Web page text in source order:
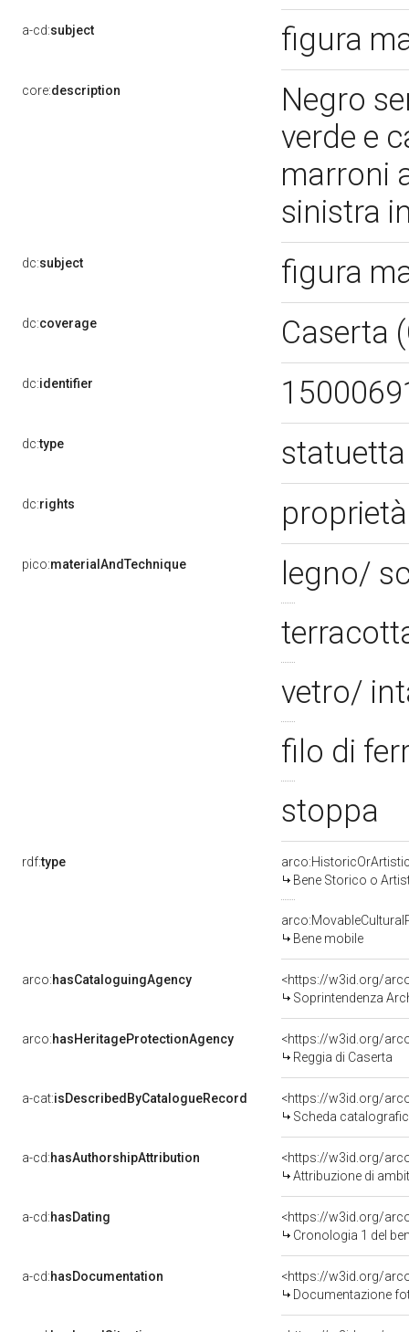
a-cd:subject figura
core:description
Negro
verde e
marroni
sinistra
dc:subject figura
dc:coverage Caserta
dc:identifier
dc:type
dc:rights
pico:materialAndTechnique
legno/
vetro/
filo di
stoppa
rdf:type
Bene Storico o
Bene mobile
arco:hasCataloguingAgency
<https://w3id.org/
Soprintendenza
arco:hasHeritageProtectionAgency
<https://w3id.org/
Reggia di Caserta
a-cat:isDescribedByCatalogueRecord
<https://w3id.org/
Scheda
a-cd:hasAuthorshipAttribution
<https://w3id.org/
Attribuzione di
a-cd:hasDating
<https://w3id.org/
Cronologia 1 del
a-cd:hasDocumentation
Documentazione